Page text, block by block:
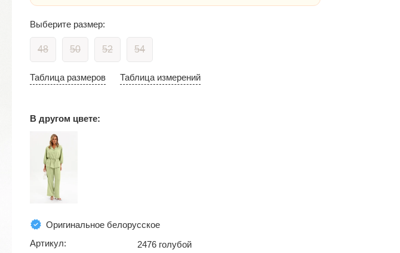
Выберите размер:
48 50 52 54
Таблица размеров Таблица измерений
В другом цвете:
Оригинальное белорусское
Артикул:
2476 голубой